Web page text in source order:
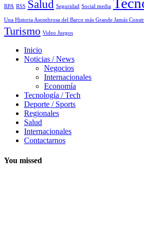
RPA RSS Salud Seguridad Social media
Una Historia Asombrosa del Barco más Grande Jamás
Turismo Video Juegos
Inicio
Noticias / News
Negocios
Internacionales
Economía
Tecnología / Tech
Deporte / Sports
Regionales
Salud
Internacionales
Contactarnos
You missed